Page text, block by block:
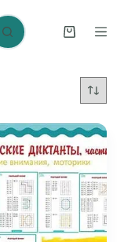
Корзина